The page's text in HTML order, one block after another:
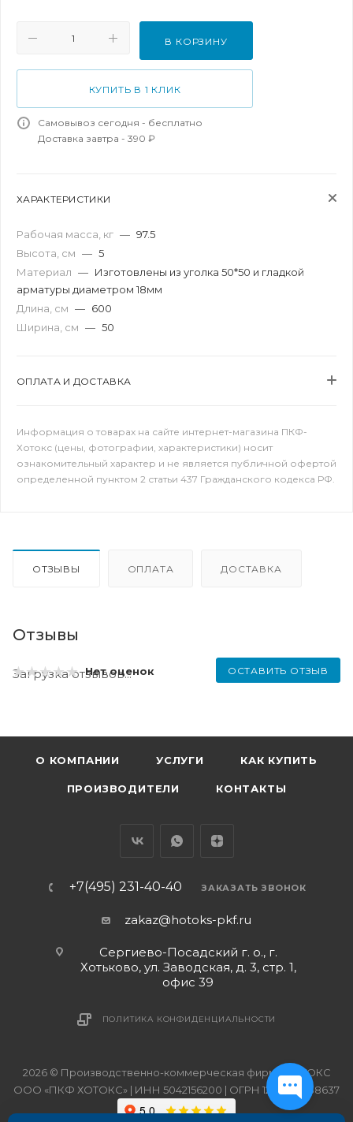
В КОРЗИНУ
КУПИТЬ В 1 КЛИК
Самовывоз сегодня - бесплатно
Доставка завтра - 390 ₽
ХАРАКТЕРИСТИКИ
Рабочая масса, кг — 97.5
Высота, см — 5
Материал — Изготовлены из уголка 50*50 и гладкой
арматуры диаметром 18мм
Длина, см — 600
Ширина, см — 50
ОПЛАТА И ДОСТАВКА
Информация о товарах на сайте интернет-магазина ПКФ-
Хотокс (цены, фотографии, характеристики) носит
ознакомительный характер и не является публичной офертой
определенной пунктом 2 статьи 437 Гражданского кодекса РФ.
ОТЗЫВЫ ОПЛАТА ДОСТАВКА
Отзывы
Нет оценок ОСТАВИТЬ ОТЗЫВ
Загрузка отзывов...
О КОМПАНИИ УСЛУГИ КАК КУПИТЬ
ПРОИЗВОДИТЕЛИ КОНТАКТЫ
+7(495) 231-40-40 ЗАКАЗАТЬ ЗВОНОК
zakaz@hotoks-pkf.ru
Сергиево-Посадский г. о., г.
Хотьково, ул. Заводская, д. 3, стр. 1,
офис 39
ПОЛИТИКА КОНФИДЕНЦИАЛЬНОСТИ
2026 © Производственно-коммерческая фирма ХОТОКС
ООО «ПКФ ХОТОКС» | ИНН 5042156200 | ОГРН 1215000038637